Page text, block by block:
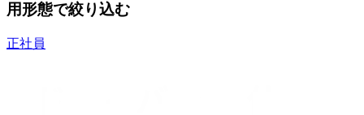
用形態で絞り込む
正社員